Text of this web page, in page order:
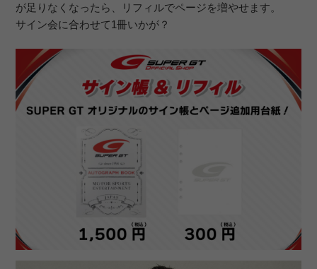
が足りなくなったら、リフィルでページを増やせます。
サイン会に合わせて1冊いかが？